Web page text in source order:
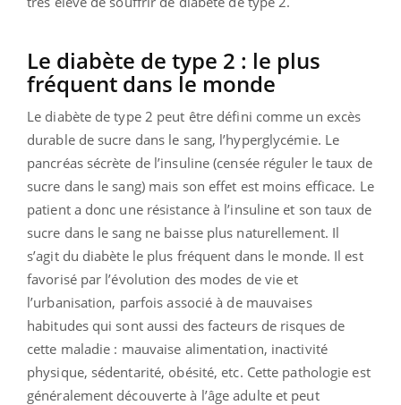
Le diabète de type 2 : le plus
fréquent dans le monde
Le diabète de type 2 peut être défini comme un excès
durable de sucre dans le sang, l’hyperglycémie. Le
pancréas sécrète de l’insuline (censée réguler le taux de
sucre dans le sang) mais son effet est moins efficace. Le
patient a donc une résistance à l’insuline et son taux de
sucre dans le sang ne baisse plus naturellement. Il
s’agit du diabète le plus fréquent dans le monde. Il est
favorisé par l’évolution des modes de vie et
l’urbanisation, parfois associé à de mauvaises
habitudes qui sont aussi des facteurs de risques de
cette maladie : mauvaise alimentation, inactivité
physique, sédentarité, obésité, etc. Cette pathologie est
généralement découverte à l’âge adulte et peut